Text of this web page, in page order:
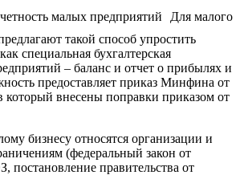
Для малого
такой способ упростить
специальная бухгалтерская
– баланс и отчет о прибылях и
предоставляет приказ Минфина от
который внесены поправки приказом от
бизнесу относятся организации и
(федеральный закон от
постановление правительства от